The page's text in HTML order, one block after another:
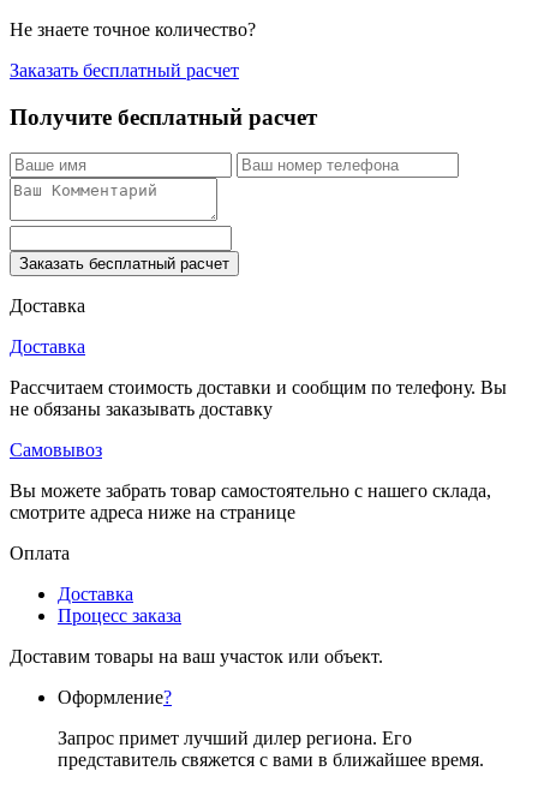
Не знаете точное количество?
Заказать бесплатный расчет
Получите бесплатный расчет
Заказать бесплатный расчет
Доставка
Доставка
Рассчитаем стоимость доставки и сообщим по телефону. Вы
не обязаны заказывать доставку
Самовывоз
Вы можете забрать товар самостоятельно с нашего склада,
смотрите адреса ниже на странице
Оплата
Доставка
Процесс заказа
Доставим товары на ваш участок или объект.
Оформление?
Запрос примет лучший дилер региона. Его
представитель свяжется с вами в ближайшее время.